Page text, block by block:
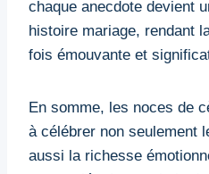
chaque anecdote devient
histoire mariage, rendant
fois émouvante et
En somme, les noces de
à célébrer non seulement
aussi la richesse